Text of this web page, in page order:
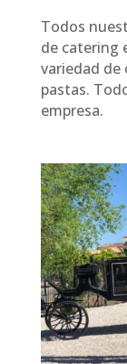
Todos
de catering
variedad de
pastas.
empresa.